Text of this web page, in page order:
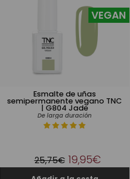
Esmalte de uñas
semipermanente vegano TNC
| G804 Jade
De larga duración
VEGAN
25,75€ 19,95€